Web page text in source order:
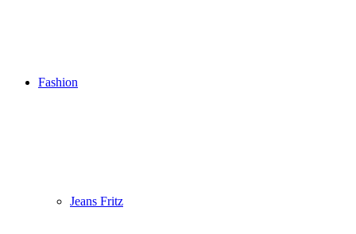
Fashion
Jeans Fritz